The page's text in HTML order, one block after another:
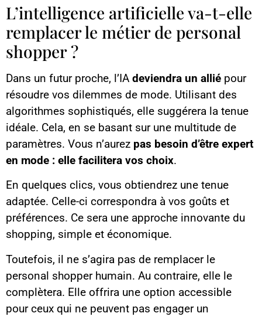
L’intelligence artificielle va-t-elle
remplacer le métier de personal
shopper ?
Dans un futur proche, l’IA deviendra un allié pour
résoudre vos dilemmes de mode. Utilisant des
algorithmes sophistiqués, elle suggérera la tenue
idéale. Cela, en se basant sur une multitude de
paramètres. Vous n’aurez pas besoin d’être expert
en mode : elle facilitera vos choix.
En quelques clics, vous obtiendrez une tenue
adaptée. Celle-ci correspondra à vos goûts et
préférences. Ce sera une approche innovante du
shopping, simple et économique.
Toutefois, il ne s’agira pas de remplacer le
personal shopper humain. Au contraire, elle le
complètera. Elle offrira une option accessible
pour ceux qui ne peuvent pas engager un